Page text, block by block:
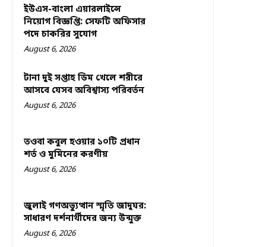
ইউএস-বাংলা এয়ারলাইন্সে
নিয়োগ বিজ্ঞপ্তি: সেফটি অফিসার
পদে চাকরির সুযোগ
August 6, 2026
টানা দুই সপ্তাহ ডিম খেলে শরীরে
আসবে যেসব অবিশ্বাস্য পরিবর্তন
August 6, 2026
তওবা কবুল হওয়ার ১০টি প্রধান
শর্ত ও মুমিনের করণীয়
August 6, 2026
জুলাই গণঅভ্যুত্থান স্মৃতি জাদুঘর:
সাধারণ দর্শনার্থীদের জন্য উন্মুক্ত
August 6, 2026